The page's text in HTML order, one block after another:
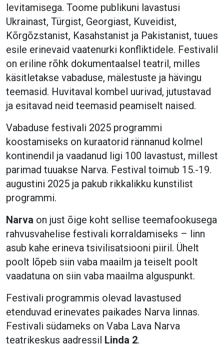
levitamisega. Toome publikuni lavastusi
Ukrainast, Türgist, Georgiast, Kuveidist,
Kõrgõzstanist, Kasahstanist ja Pakistanist, tuues
esile erinevaid vaatenurki konfliktidele. Festivalil
on eriline rõhk dokumentaalsel teatril, milles
käsitletakse vabaduse, mälestuste ja hävingu
teemasid. Huvitaval kombel uurivad, jutustavad
ja esitavad neid teemasid peamiselt naised.
Vabaduse festivali 2025 programmi
koostamiseks on kuraatorid rännanud kolmel
kontinendil ja vaadanud ligi 100 lavastust, millest
parimad tuuakse Narva. Festival toimub 15.-19.
augustini 2025 ja pakub rikkalikku kunstilist
programmi.
Narva on just õige koht sellise teemafookusega
rahvusvahelise festivali korraldamiseks – linn
asub kahe erineva tsivilisatsiooni piiril. Ühelt
poolt lõpeb siin vaba maailm ja teiselt poolt
vaadatuna on siin vaba maailma alguspunkt.
Festivali programmis olevad lavastused
etenduvad erinevates paikades Narva linnas.
Festivali südameks on Vaba Lava Narva
teatrikeskus aadressil Linda 2.